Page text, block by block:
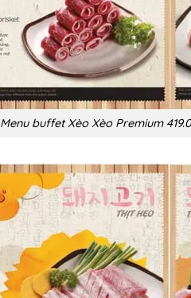
Menu buffet Xèo Xèo Premium